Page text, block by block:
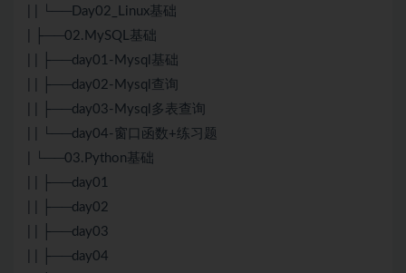
| | └──Day02_Linux基础
| ├──02.MySQL基础
| | ├──day01-Mysql基础
| | ├──day02-Mysql查询
| | ├──day03-Mysql多表查询
| | └──day04-窗口函数+练习题
| └──03.Python基础
| | ├──day01
| | ├──day02
| | ├──day03
| | ├──day04